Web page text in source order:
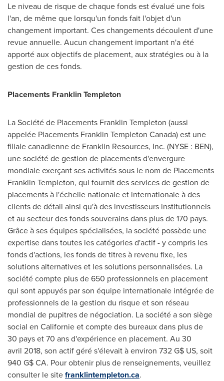
Le niveau de risque de chaque fonds est évalué une fois
l'an, de même que lorsqu'un fonds fait l'objet d'un
changement important. Ces changements découlent d'une
revue annuelle. Aucun changement important n'a été
apporté aux objectifs de placement, aux stratégies ou à la
gestion de ces fonds.
Placements Franklin Templeton
La Société de Placements Franklin Templeton (aussi
appelée Placements Franklin Templeton Canada) est une
filiale canadienne de Franklin Resources, Inc. (NYSE : BEN),
une société de gestion de placements d'envergure
mondiale exerçant ses activités sous le nom de Placements
Franklin Templeton, qui fournit des services de gestion de
placements à l'échelle nationale et internationale à des
clients de détail ainsi qu'à des investisseurs institutionnels
et au secteur des fonds souverains dans plus de 170 pays.
Grâce à ses équipes spécialisées, la société possède une
expertise dans toutes les catégories d'actif - y compris les
fonds d'actions, les fonds de titres à revenu fixe, les
solutions alternatives et les solutions personnalisées. La
société compte plus de 650 professionnels en placement
qui sont appuyés par son équipe internationale intégrée de
professionnels de la gestion du risque et son réseau
mondial de pupitres de négociation. La société a son siège
social en Californie et compte des bureaux dans plus de
30 pays et 70 ans d'expérience en placement. Au 30
avril 2018, son actif géré s'élevait à environ 732 G$ US, soit
940 G$ CA. Pour obtenir plus de renseignements, veuillez
consulter le sitefranklintempleton.ca.